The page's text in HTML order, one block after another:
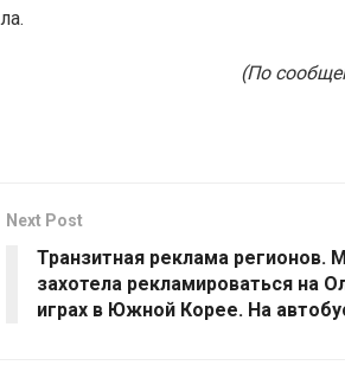
(По
Next Post
Транзитная реклама регионов.
захотела рекламироваться на
играх в Южной Корее. На